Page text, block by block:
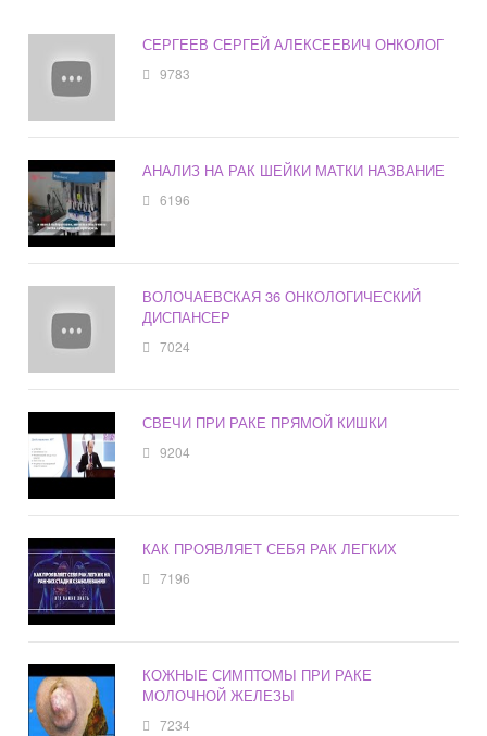
СЕРГЕЕВ СЕРГЕЙ АЛЕКСЕЕВИЧ ОНКОЛОГ
9783
АНАЛИЗ НА РАК ШЕЙКИ МАТКИ НАЗВАНИЕ
6196
ВОЛОЧАЕВСКАЯ 36 ОНКОЛОГИЧЕСКИЙ
ДИСПАНСЕР
7024
СВЕЧИ ПРИ РАКЕ ПРЯМОЙ КИШКИ
9204
КАК ПРОЯВЛЯЕТ СЕБЯ РАК ЛЕГКИХ
7196
КОЖНЫЕ СИМПТОМЫ ПРИ РАКЕ
МОЛОЧНОЙ ЖЕЛЕЗЫ
7234